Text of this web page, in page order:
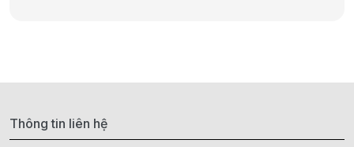
Thông tin liên hệ